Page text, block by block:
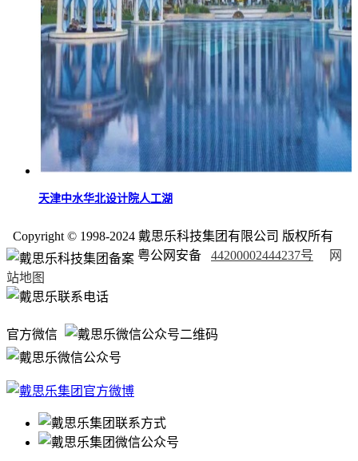
天津中水华北设计院人工湖
Copyright © 1998-2024 戴思乐科技集团有限公司 版权所有
粤公网安备 44200002444237号
网
站地图
官方微信